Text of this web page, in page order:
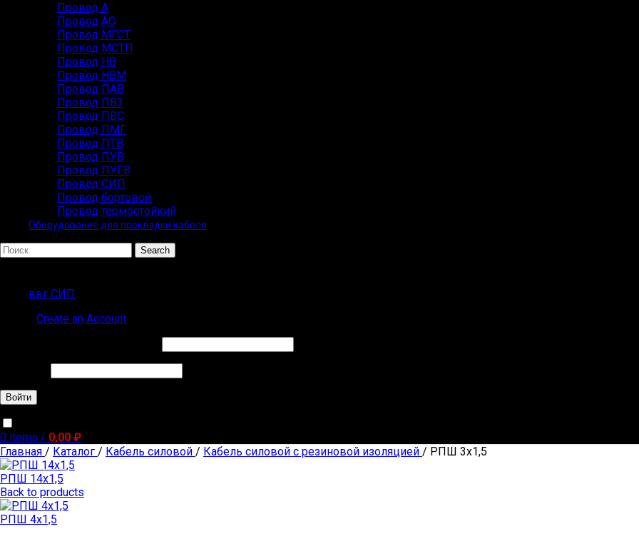
Провод А
Провод АС
Провод МГСТ
Провод МСТП
Провод НВ
Провод НВМ
Провод ПАВ
Провод ПВ3
Провод ПВС
Провод ПМГ
Провод ПТВ
Провод ПУВ
Провод ПУГВ
Провод СИП
Провод бортовой
Провод термостойкий
Оборудование для прокладки кабеля
Search
ввг СИП
Create an Account
Войти
0 items / 0,00 ₽
Главная / Каталог / Кабель силовой / Кабель силовой с резиновой изоляцией / РПШ 3х1,5
РПШ 14х1,5
Back to products
РПШ 4х1,5